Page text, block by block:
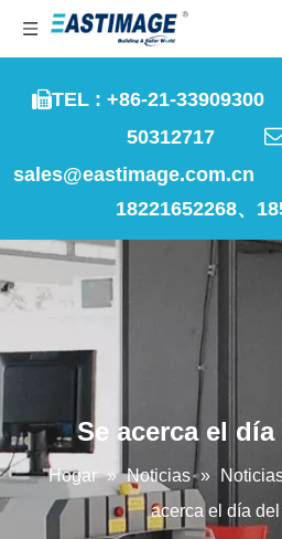
TEL : +86-21-
50312717
sales@eastimage.com.cn
18221652268、
Se acerca el
Hogar » Noticias »
acerca el día